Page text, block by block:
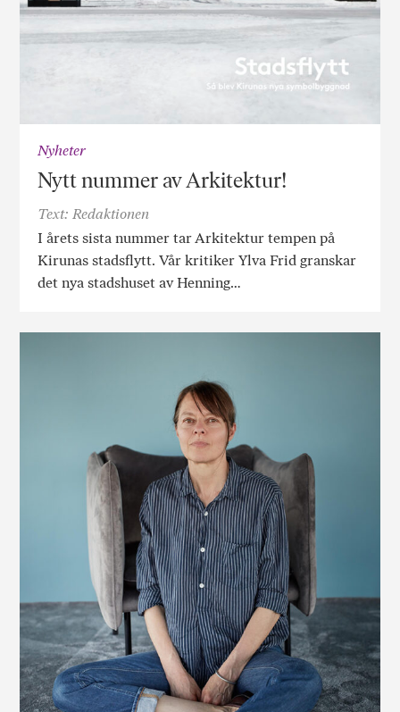
Nyheter
Nytt nummer av Arkitektur!
Text: Redaktionen
I årets sista nummer tar Arkitektur tempen på
Kirunas stadsflytt. Vår kritiker Ylva Frid granskar
det nya stadshuset av Henning…